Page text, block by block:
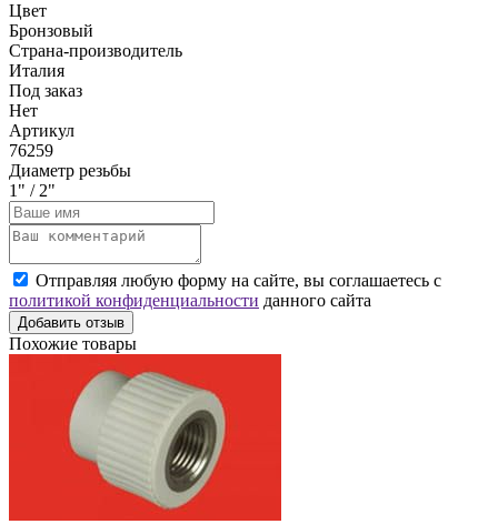
Цвет
Бронзовый
Страна-производитель
Италия
Под заказ
Нет
Артикул
76259
Диаметр резьбы
1" / 2"
Отправляя любую форму на сайте, вы соглашаетесь с
политикой конфиденциальности данного сайта
Добавить отзыв
Похожие товары